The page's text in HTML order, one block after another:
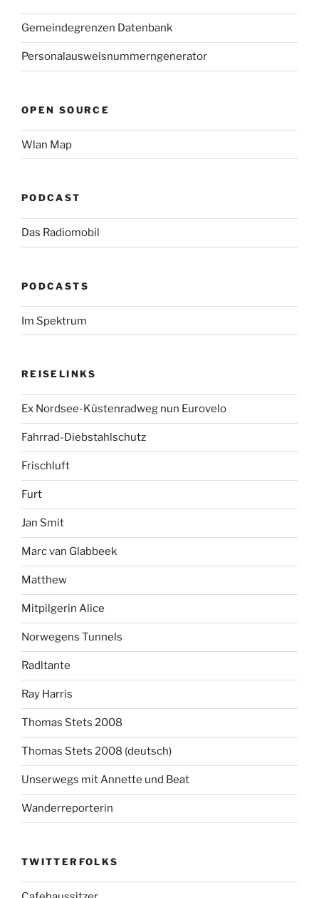
Gemeindegrenzen Datenbank
Personalausweisnummerngenerator
OPEN SOURCE
Wlan Map
PODCAST
Das Radiomobil
PODCASTS
Im Spektrum
REISELINKS
Ex Nordsee-Küstenradweg nun Eurovelo
Fahrrad-Diebstahlschutz
Frischluft
Furt
Jan Smit
Marc van Glabbeek
Matthew
Mitpilgerin Alice
Norwegens Tunnels
Radltante
Ray Harris
Thomas Stets 2008
Thomas Stets 2008 (deutsch)
Unserwegs mit Annette und Beat
Wanderreporterin
TWITTERFOLKS